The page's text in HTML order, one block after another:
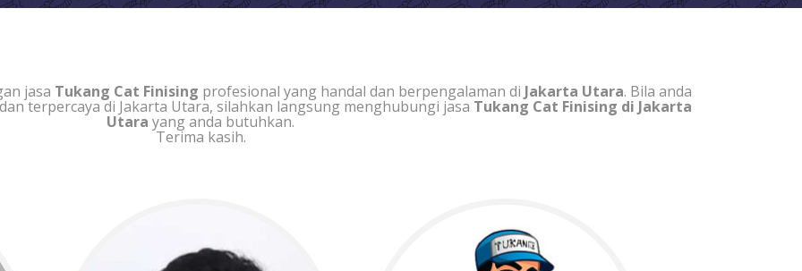
jasa Tukang Cat Finising profesional yang handal dan berpengalaman di Jakarta Utara. Bila anda
terpercaya di Jakarta Utara, silahkan langsung menghubungi jasa Tukang Cat Finising di Jakarta
Utara yang anda butuhkan.
Terima kasih.